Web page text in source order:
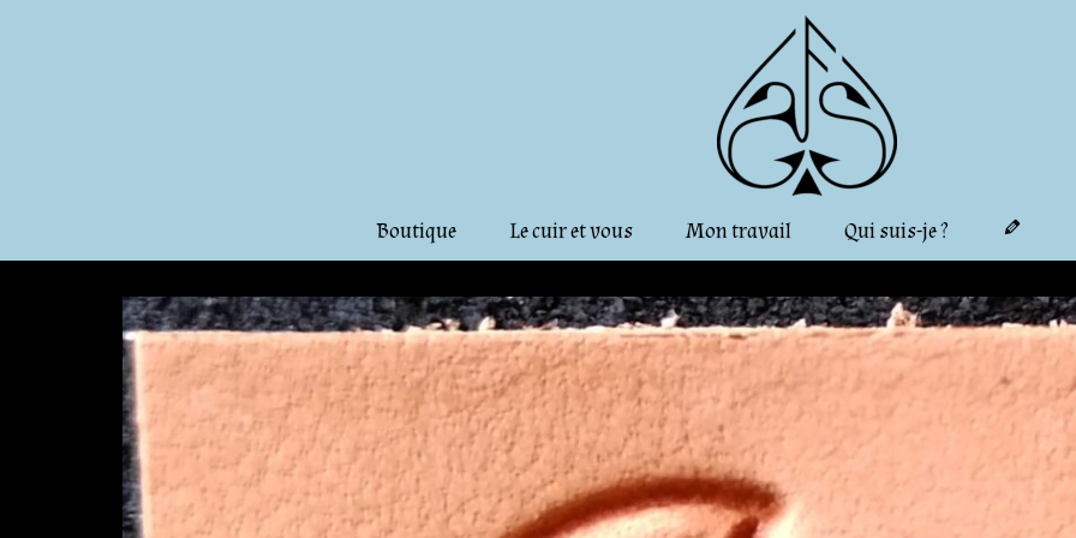
Boutique Le cuir et vous Mon travail Qui suis-je ?